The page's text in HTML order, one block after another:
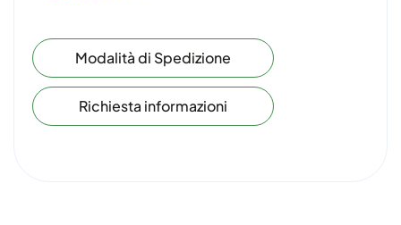
Modalità di Spedizione
Richiesta informazioni